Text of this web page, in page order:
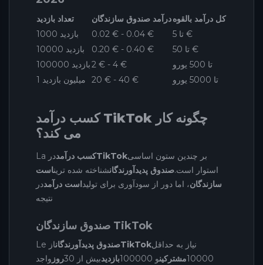
تعداد بازدید درآمد صندوق سازندگانکل درآمد بالقوه
1000 بازدید
0.02 € - 0.04 €
تا 5 €
10000 بازدید
0.20 € - 0.40 €
تا 50 €
100000 بازدید2 € - 4 €
تا 500 یورو
1 میلیون بازدید
20 € - 40 € تا 5000 یورو
کسب درآمد TikTok چگونه کار
می کند؟
La کسب درآمددر TikTokبر چندین ستون اساسی
استوار است.صندوق پدیدآورندگانشناخته شده تریناست
سازندگان، اما دور از سودآوری برای تولیداست درآمددر
نتیجه
صندوق سازندگان TikTok
Le صندوق پدیدآورندگاناز TikTokنیاز به حداقل
10000مشترکینو 100000 بازدیدبیش از 30 روز واجد